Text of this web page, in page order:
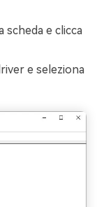
scheda e clicca
e seleziona